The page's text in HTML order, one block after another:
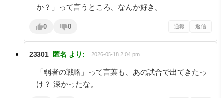
か？」って言うところ、なんか好き。
0 0 通報 返信
23301 匿名 より: 2026-05-18 2:04 pm
「弱者の戦略」って言葉も、あの試合で出てきたっ
け？ 深かったな。